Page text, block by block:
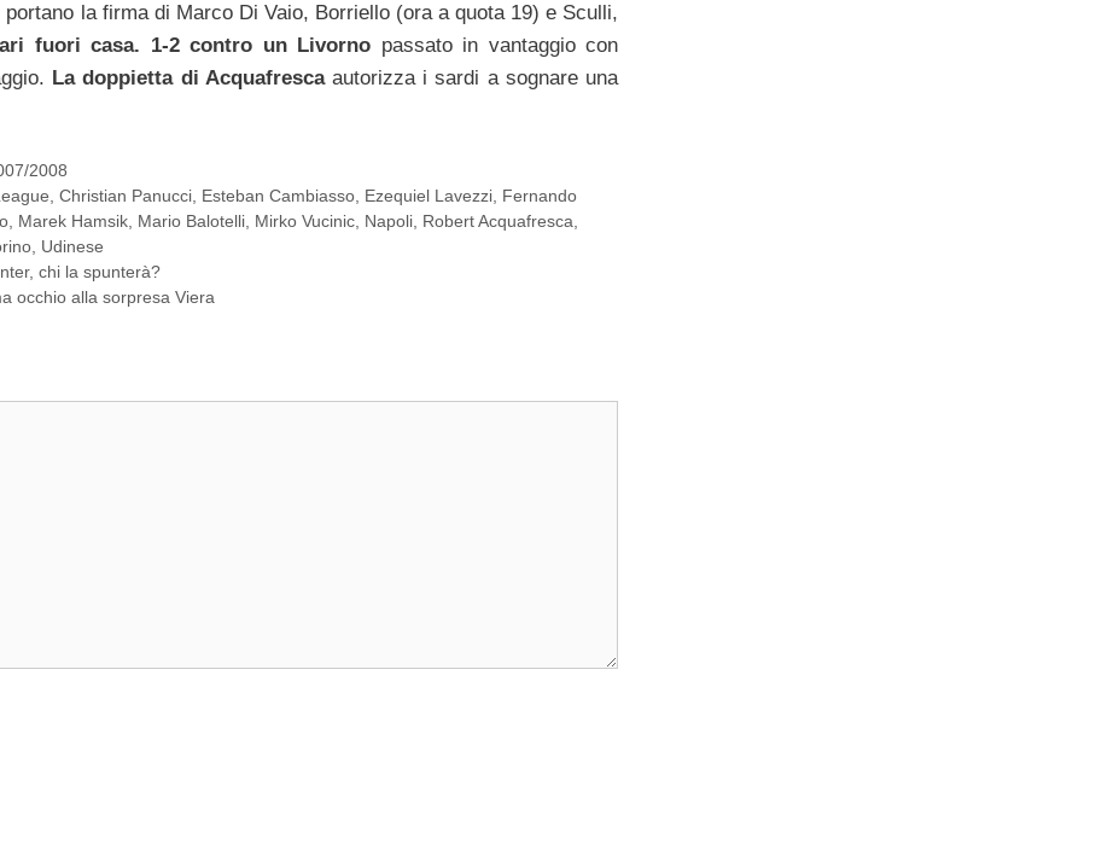
portano la firma di Marco Di Vaio, Borriello (ora a quota 19) e Sculli,
fuori casa. 1-2 contro un Livorno passato in vantaggio con
La doppietta di Acquafresca autorizza i sardi a sognare una
2008
,Christian Panucci Esteban Cambiasso Ezequiel Lavezzi Fernando
Marek Hamsik Mario Balotelli Mirko Vucinic Napoli Robert Acquafresca
Udinese
chi la spunterà?
occhio alla sorpresa Viera